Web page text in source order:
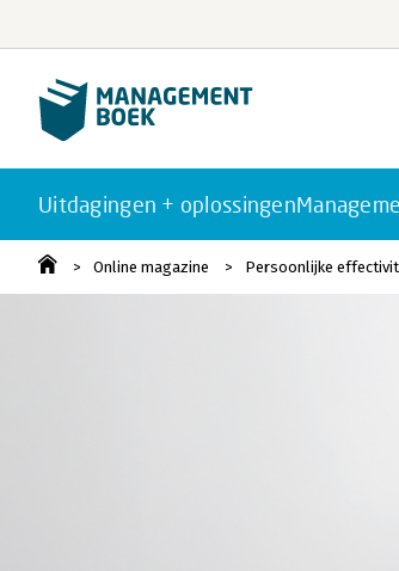
Uitdagingen + oplossingen
Online magazine Persoonlijke